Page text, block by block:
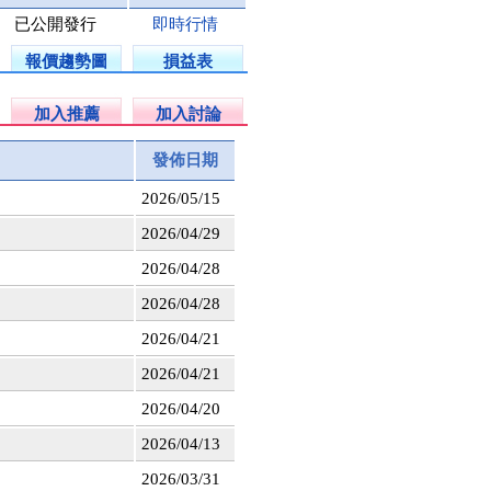
已公開發行 即時行情
報價趨勢圖 損益表
加入推薦 加入討論
發佈日期
2026/05/15
2026/04/29
2026/04/28
2026/04/28
2026/04/21
2026/04/21
2026/04/20
2026/04/13
2026/03/31